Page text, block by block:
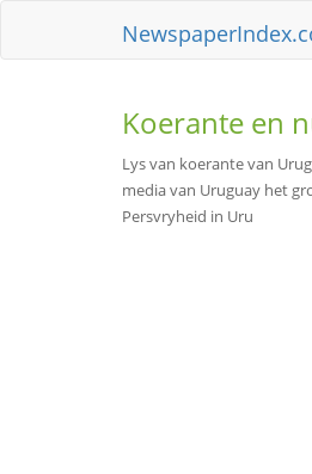
Koerante en
Lys van koerante van
media van Uruguay het
Persvryheid in Uru